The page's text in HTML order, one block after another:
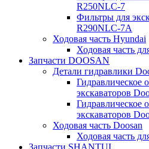
R250NLC-7
Фильтры для
R290NLC-7A
Ходовая часть Hyundai
Ходовая часть
Запчасти DOOSAN
Детали гидравлики
Гидравлическое
экскаваторов
Гидравлическое
экскаваторов
Ходовая часть Doosan
Ходовая часть
Запчасти SHANTUI